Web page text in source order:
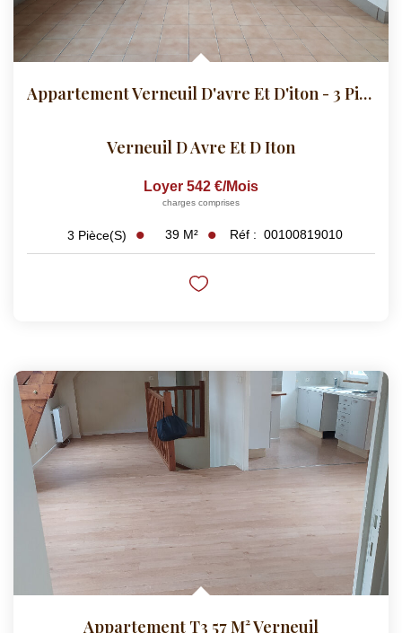
Appartement Verneuil D'avre Et D'iton - 3 Pièce(s) - 39.4 M2
Verneuil D Avre Et D Iton
Loyer 542 €/mois
charges comprises
3 Pièce(s) 39 M² Réf : 00100819010
Appartement T3 57 M² Verneuil